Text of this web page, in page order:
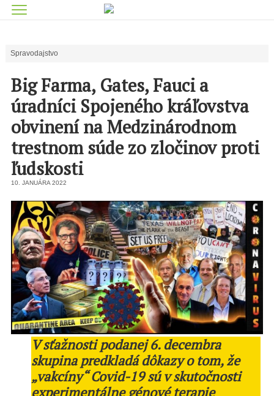
Spravodajstvo
Big Farma, Gates, Fauci a
úradníci Spojeného kráľovstva
obvinení na Medzinárodnom
trestnom súde zo zločinov proti
ľudskosti
10. JANUÁRA 2022
V sťažnosti podanej 6. decembra
skupina predkladá dôkazy o tom, že
„vakcíny“ Covid-19 sú v skutočnosti
experimentálne génové terapie